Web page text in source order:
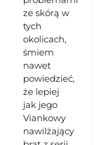
ze skórą w
tych
okolicach,
śmiem
nawet
powiedzieć,
że lepiej
jak jego
Viankowy
nawilżający